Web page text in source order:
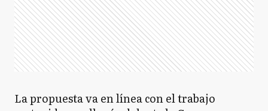
La propuesta va en línea con el trabajo